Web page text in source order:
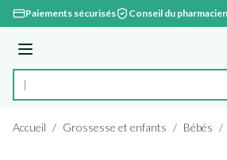
Aller au contenu
Paiements sécurisés Conseil du pharmacien
Menu
Rechercher
Accueil / Grossesse et enfants / Bébés /